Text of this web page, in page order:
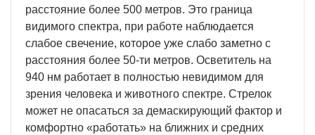
расстояние более 500 метров. Это граница
видимого спектра, при работе наблюдается
слабое свечение, которое уже слабо заметно с
расстояния более 50-ти метров. Осветитель на
940 нм работает в полностью невидимом для
зрения человека и животного спектре. Стрелок
может не опасаться за демаскирующий фактор и
комфортно «работать» на ближних и средних